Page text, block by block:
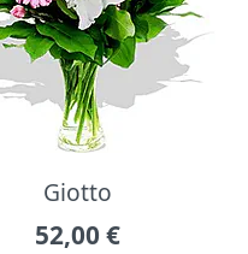
Giotto
52,00 €